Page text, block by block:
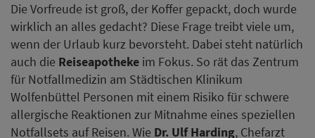
Die Vorfreude ist groß, der Koffer gepackt, doch wurde
wirklich an alles gedacht? Diese Frage treibt viele um,
wenn der Urlaub kurz bevorsteht. Dabei steht natürlich
auch die Reiseapotheke im Fokus. So rät das Zentrum
für Notfallmedizin am Städtischen Klinikum
Wolfenbüttel Personen mit einem Risiko für schwere
allergische Reaktionen zur Mitnahme eines speziellen
Notfallsets auf Reisen. Wie Dr. Ulf Harding, Chefarzt